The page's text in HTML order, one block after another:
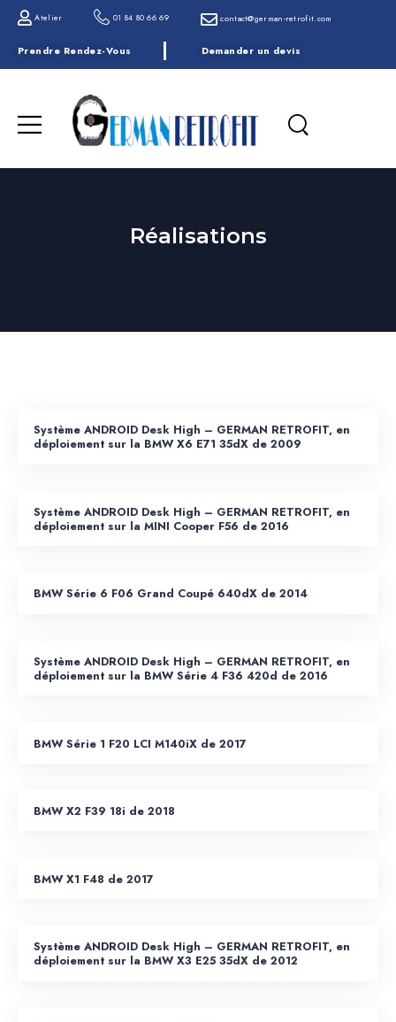
Atelier 01 84 80 66 69 contact@german-retrofit.com
Prendre Rendez-Vous Demander un devis
Réalisations
Système ANDROID Desk High – GERMAN RETROFIT, en
déploiement sur la BMW X6 E71 35dX de 2009
Système ANDROID Desk High – GERMAN RETROFIT, en
déploiement sur la MINI Cooper F56 de 2016
BMW Série 6 F06 Grand Coupé 640dX de 2014
Système ANDROID Desk High – GERMAN RETROFIT, en
déploiement sur la BMW Série 4 F36 420d de 2016
BMW Série 1 F20 LCI M140iX de 2017
BMW X2 F39 18i de 2018
BMW X1 F48 de 2017
Système ANDROID Desk High – GERMAN RETROFIT, en
déploiement sur la BMW X3 E25 35dX de 2012